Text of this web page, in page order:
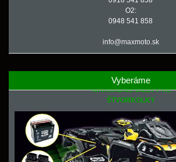
O2:
0948 541 858
info@maxmoto.sk
Vyberáme
NÁHRADNÉ DIELY PRE
ŠTVORKOLKY